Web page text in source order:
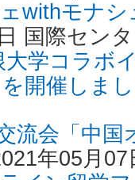
withモナ
国際セン
大学コラボ
開催しま
流会「中
年05月07